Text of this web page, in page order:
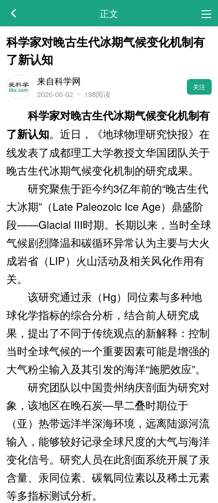
正文
科学家对晚古生代冰期气候变化机制有
了新认知
来自科学网
2026-06-02・ 198阅读
关注
科学家对晚古生代冰期气候变化机制有
了新认知。近日，《地球物理研究快报》在
线发表了成都理工大学教授文华国团队关于
晚古生代冰期气候变化机制的研究成果。
研究聚焦于距今约3亿年前的“晚古生代
大冰期”（Late Paleozoic Ice Age）鼎盛阶
段——Glacial III时期。长期以来，当时全球
气候剧烈降温和碳循环异常认为主要与大火
成岩省（LIP）火山活动及相关风化作用有
关。
该研究通过汞（Hg）同位素与多种地
球化学指标的综合分析，结合前人研究成
果，提出了不同于传统观点的新解释：控制
当时全球气候的一个重要因素可能是增强的
大气粉尘输入及其引发的海洋“施肥效应”。
研究团队以中国贵州纳庆剖面为研究对
象，该地区在晚石炭—早二叠时期位于
（亚）热带远洋半深海环境，远离陆源河流
输入，能够较好记录全球尺度的大气与海洋
变化信号。研究人员在此剖面系统开展了汞
含量、汞同位素、碳氧同位素以及稀土元素
等多指标测试分析。